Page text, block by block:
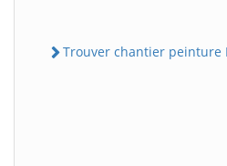
Trouver chantier peinture